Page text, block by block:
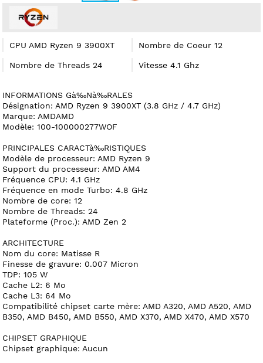
CPU AMD Ryzen 9 3900XT Nombre de Coeur 12
Nombre de Threads 24 Vitesse 4.1 Ghz
INFORMATIONS Gà‰Nà‰RALES
Désignation: AMD Ryzen 9 3900XT (3.8 GHz / 4.7 GHz)
Marque: AMDAMD
Modèle: 100-100000277WOF
PRINCIPALES CARACTà‰RISTIQUES
Modèle de processeur: AMD Ryzen 9
Support du processeur: AMD AM4
Fréquence CPU: 4.1 GHz
Fréquence en mode Turbo: 4.8 GHz
Nombre de core: 12
Nombre de Threads: 24
Plateforme (Proc.): AMD Zen 2
ARCHITECTURE
Nom du core: Matisse R
Finesse de gravure: 0.007 Micron
TDP: 105 W
Cache L2: 6 Mo
Cache L3: 64 Mo
Compatibilité chipset carte mère: AMD A320, AMD A520, AMD
B350, AMD B450, AMD B550, AMD X370, AMD X470, AMD X570
CHIPSET GRAPHIQUE
Chipset graphique: Aucun